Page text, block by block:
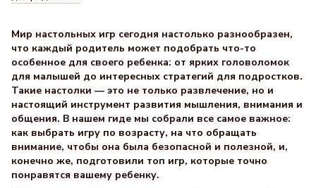
Мир настольных игр сегодня настолько разнообразен,
что каждый родитель может подобрать что-то
особенное для своего ребенка: от ярких головоломок
для малышей до интересных стратегий для подростков.
Такие настолки — это не только развлечение, но и
настоящий инструмент развития мышления, внимания и
общения. В нашем гиде мы собрали все самое важное:
как выбрать игру по возрасту, на что обращать
внимание, чтобы она была безопасной и полезной, и,
конечно же, подготовили топ игр, которые точно
понравятся вашему ребенку.